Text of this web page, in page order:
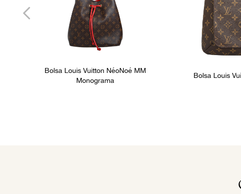
Bolsa Louis Vuitton NéoNoé MM
Monograma
Bolsa Louis